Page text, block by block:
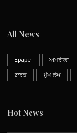
All News
Epaper ਅਮਰੀਕਾ
ਭਾਰਤ ਮੁੱਖ ਲੇਖ
Hot News